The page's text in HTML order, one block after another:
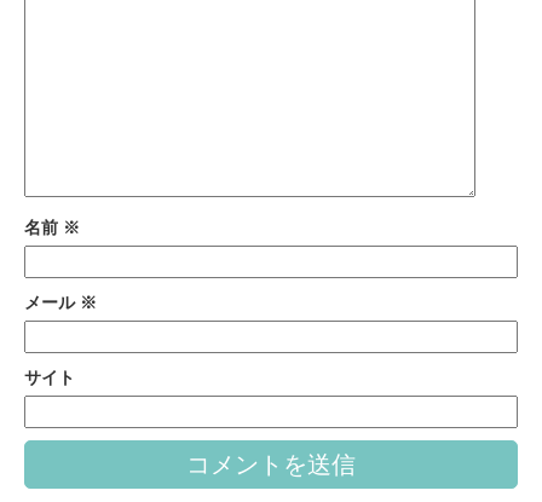
名前 ※
メール ※
サイト